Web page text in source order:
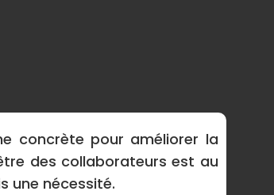
concrète pour améliorer la
des collaborateurs est au
une nécessité.